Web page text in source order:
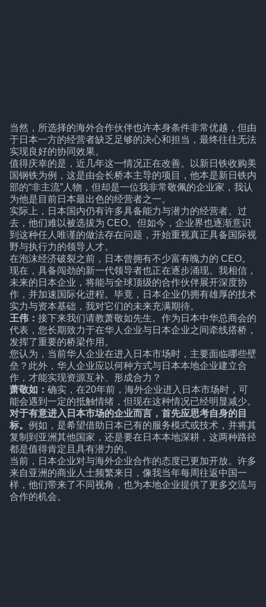
当然，所选择的海外合作伙伴也许本身条件非常优越，但由
于日本一方的经营者缺乏足够的决心和担当，最终往往无法
实现良好的协同效果。
值得庆幸的是，近几年这一情况正在改善。以新日铁收购美
国钢铁为例，这是由会长桥本主导的项目，他本是新日铁内
部的“非主流”人物，但却是一位我非常敬佩的企业家，我认
为他是目前日本最出色的经营者之一。
实际上，日本国内仍有许多具备能力与潜力的经营者。过
去，他们难以被选拔为 CEO。但如今，企业界也逐渐意识
到这种任人唯谨的做法存在问题，开始重视真正具备国际视
野与执行力的领导人才。
在泡沫经济破裂之前，日本曾拥有不少富有魄力的 CEO。
现在，具备闯劲的新一代领导者也正在逐步涌现。我相信，
未来的日本企业，将能与全球顶级的合作伙伴展开深度协
作，并加速国际化进程。毕竟，日本企业仍拥有雄厚的技术
实力与资本基础，我对它们的未来充满期待。
王伟： 接下来我们请教萧敬如先生。作为日本中华总商会的
代表，您长期致力于在华人企业与日本企业之间牵线搭桥，
发挥了重要的桥梁作用。
您认为，当前华人企业在进入日本市场时，主要面临哪些壁
垒？此外，华人企业应以何种方式与日本本地企业建立合
作，才能实现资源互补、形成合力？
萧敬如： 确实，在20年前，海外企业进入日本市场时，可
能会遇到一定的抵触情绪，但现在这种情况已经明显减少。
对于有意进入日本市场的企业而言，首先应思考自身的目
标。 例如，是希望借助日本已有的服务模式或技术，并将其
复制到亚洲其他国家，还是要在日本本地深耕，这两种路径
都是值得肯定且具有潜力的。
当前，日本企业对与海外企业合作的态度已更加开放。许多
来自亚洲的商业人士频繁来日，像我当年每周往返中国一
样，他们带来了不同视角，也为本地企业提供了更多交流与
合作的机会。